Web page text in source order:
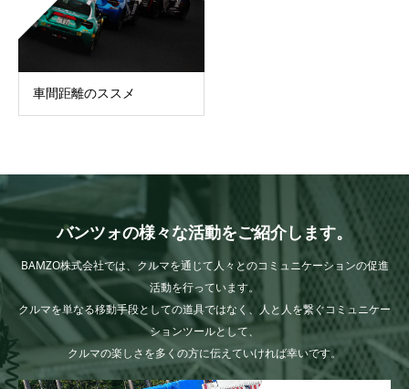
車間距離のススメ
バンツォの様々な活動をご紹介します。
BAMZO株式会社では、クルマを通じて人々とのコミュニケーションの促進
活動を行っています。
クルマを単なる移動手段としての道具ではなく、人と人を繋ぐコミュニケー
ションツールとして、
クルマの楽しさを多くの方に伝えていければ幸いです。